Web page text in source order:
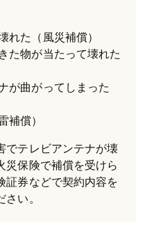
れた（風災補償）
た物が当たって壊れた
が曲がってしまった
補償）
でテレビアンテナが壊
災保険で補償を受けら
証券などで契約内容を
い。